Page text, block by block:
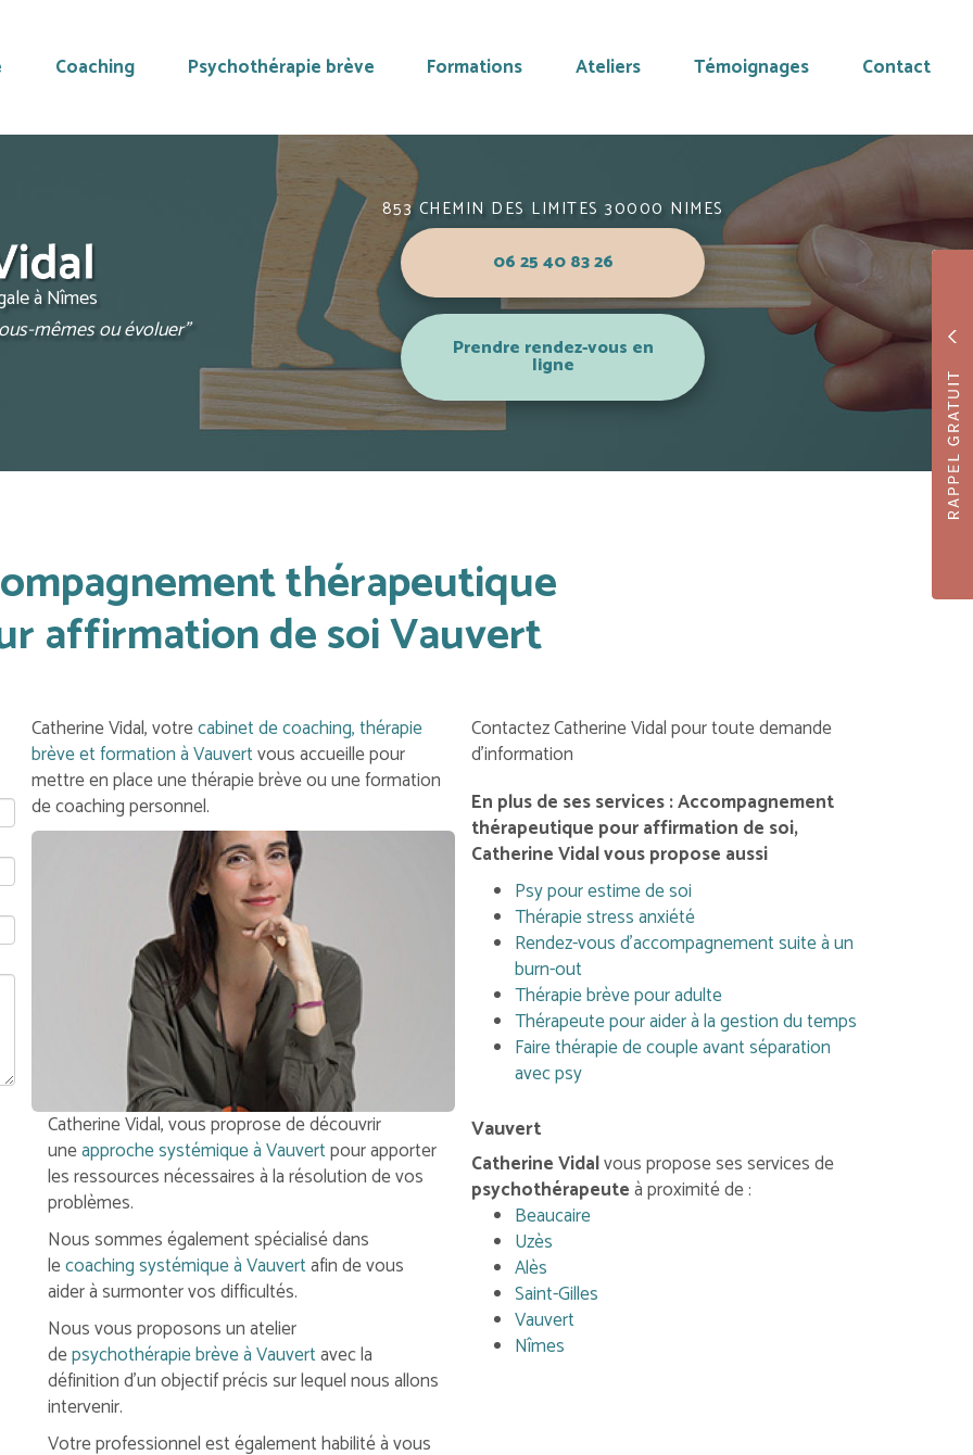
Coaching Psychothérapie brève Formations Ateliers Témoignages Contact
à Nîmes
mêmes ou évoluer"
853 CHEMIN DES LIMITES 30000 NIMES
06 25 40 83 26
Prendre rendez-vous en
ligne
thérapeutique
affirmation de soi Vauvert
Catherine Vidal, votrecabinet de coaching, thérapie
brève et formation à Vauvertvous accueille pour
mettre en place une thérapie brève ou une formation
de coaching personnel.
Catherine Vidal, vous proprose de découvrir
uneapproche systémique à Vauvertpour apporter
les ressources nécessaires à la résolution de vos
problèmes.
Nous sommes également spécialisé dans
lecoaching systémique à Vauvertafin de vous
aider à surmonter vos difficultés.
Nous vous proposons un atelier
depsychothérapie brève à Vauvertavec la
définition d'un objectif précis sur lequel nous allons
intervenir.
Votre professionnel est également habilité à vous
Contactez Catherine Vidal pour toute demande
d'information
En plus de ses services :Accompagnement
thérapeutique pour affirmation de soi,
Catherine Vidal vous propose aussi
Psy pour estime de soi
Thérapie stress anxiété
Rendez-vous d'accompagnement suite à un
burn-out
Thérapie brève pour adulte
Thérapeute pour aider à la gestion du temps
Faire thérapie de couple avant séparation
avec psy
Vauvert
Catherine Vidalvous propose ses services de
psychothérapeuteà proximité de :
Beaucaire
Uzès
Alès
Saint-Gilles
Vauvert
Nîmes